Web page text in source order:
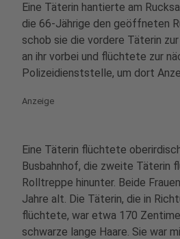
Eine Täterin hantierte am
die 66-Jährige den geöffneten
schob sie die vordere Täterin
an ihr vorbei und flüchtete zur
Polizeidienststelle, um dort
Anzeige
Eine Täterin flüchtete
Busbahnhof, die zweite Täterin
Rolltreppe hinunter. Beide
Jahre alt. Die Täterin, die in
flüchtete, war etwa 170
schwarze lange Haare. Sie war